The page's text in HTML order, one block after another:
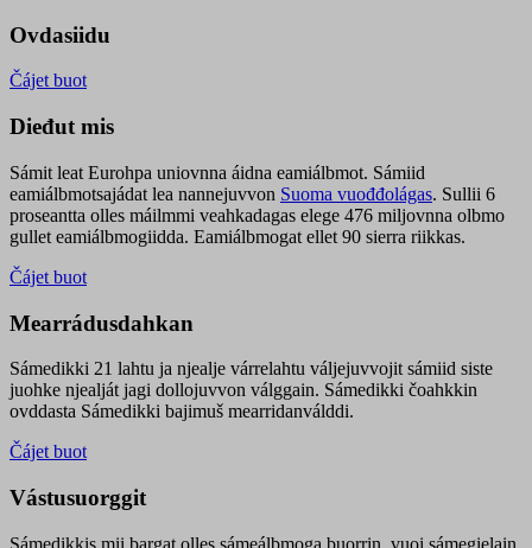
Ovdasiidu
Čájet buot
Dieđut mis
Sámit leat Eurohpa uniovnna áidna eamiálbmot. Sámiid
eamiálbmotsajádat lea nannejuvvon Suoma vuođđolágas. Sullii 6
proseantta olles máilmmi veahkadagas elege 476 miljovnna olbmo
gullet eamiálbmogiidda. Eamiálbmogat ellet 90 sierra riikkas.
Čájet buot
Mearrádusdahkan
Sámedikki 21 lahtu ja njealje várrelahtu váljejuvvojit sámiid siste
juohke njealját jagi dollojuvvon válggain. Sámedikki čoahkkin
ovddasta Sámedikki bajimuš mearridanválddi.
Čájet buot
Vástusuorggit
Sámedikkis mii bargat olles sámeálbmoga buorrin, vuoi sámegielain